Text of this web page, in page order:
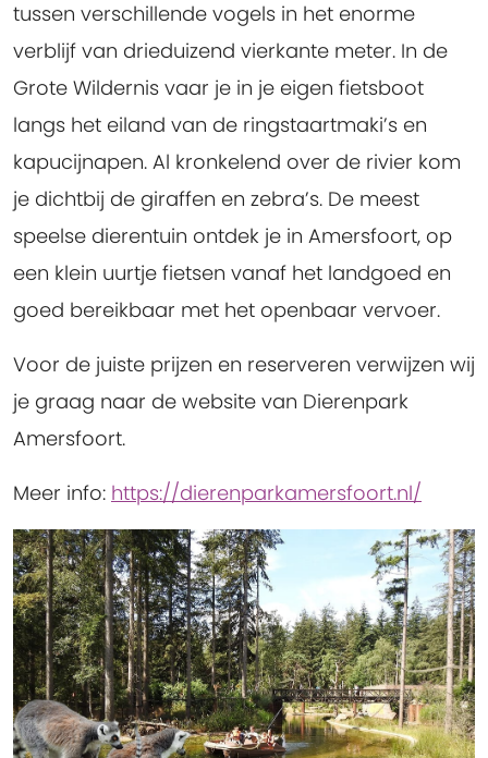
tussen verschillende vogels in het enorme
verblijf van drieduizend vierkante meter. In de
Grote Wildernis vaar je in je eigen fietsboot
langs het eiland van de ringstaartmaki’s en
kapucijnapen. Al kronkelend over de rivier kom
je dichtbij de giraffen en zebra’s. De meest
speelse dierentuin ontdek je in Amersfoort, op
een klein uurtje fietsen vanaf het landgoed en
goed bereikbaar met het openbaar vervoer.
Voor de juiste prijzen en reserveren verwijzen wij
je graag naar de website van Dierenpark
Amersfoort.
Meer info: https://dierenparkamersfoort.nl/